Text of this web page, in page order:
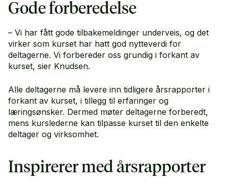
Gode forberedelse
– Vi har fått gode tilbakemeldinger underveis, og det
virker som kurset har hatt god nytteverdi for
deltagerne. Vi forbereder oss grundig i forkant av
kurset, sier Knudsen.
Alle deltagerne må levere inn tidligere årsrapporter i
forkant av kurset, i tillegg til erfaringer og
læringsønsker. Dermed møter deltagerne forberedt,
mens kurslederne kan tilpasse kurset til den enkelte
deltager og virksomhet.
Inspirerer med årsrapporter